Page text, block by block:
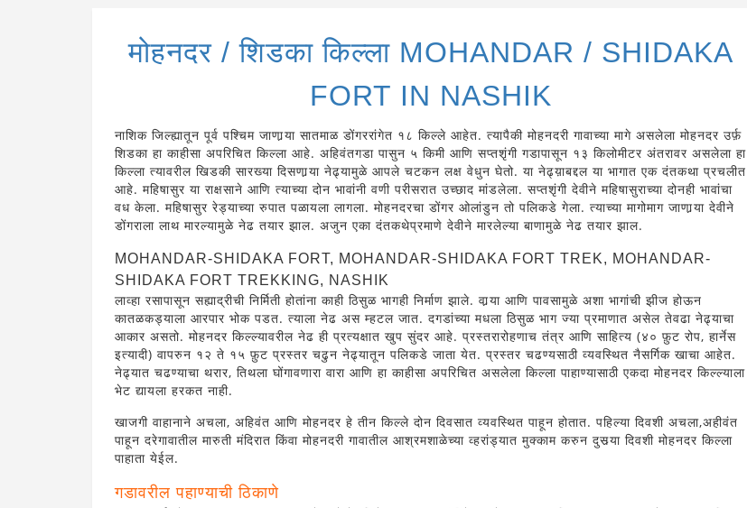
मोहनदर / शिडका किल्ला MOHANDAR / SHIDAKA
FORT IN NASHIK
नाशिक जिल्ह्यातून पूर्व पश्चिम जाणार्‍या सातमाळ डोंगररांगेत १८ किल्ले आहेत. त्यापैकी मोहनदरी गावाच्या मागे असलेला मोहनदर उर्फ़
शिडका हा काहीसा अपरिचित किल्ला आहे. अहिवंतगडा पासुन ५ किमी आणि सप्तशृंगी गडापासून १३ किलोमीटर अंतरावर असलेला हा
किल्ला त्यावरील खिडकी सारख्या दिसणार्‍या नेढ्यामुळे आपले चटकन लक्ष वेधुन घेतो. या नेढ्य़ाबद्दल या भागात एक दंतकथा प्रचलीत
आहे. महिषासुर या राक्षसाने आणि त्याच्या दोन भावांनी वणी परीसरात उच्छाद मांडलेला. सप्तशृंगी देवीने महिषासुराच्या दोनही भावांचा
वध केला. महिषासुर रेड्याच्या रुपात पळायला लागला. मोहनदरचा डोंगर ओलांडुन तो पलिकडे गेला. त्याच्या मागोमाग जाणार्‍या देवीने
डोंगराला लाथ मारल्यामुळे नेढ तयार झाल. अजुन एका दंतकथेप्रमाणे देवीने मारलेल्या बाणामुळे नेढ तयार झाल.
MOHANDAR-SHIDAKA FORT, MOHANDAR-SHIDAKA FORT TREK, MOHANDAR-
SHIDAKA FORT TREKKING, NASHIK
लाव्हा रसापासून सह्याद्रीची निर्मिती होतांना काही ठिसुळ भागही निर्माण झाले. वार्‍या आणि पावसामुळे अशा भागांची झीज होऊन
कातळकड्याला आरपार भोक पडत. त्याला नेढ अस म्हटल जात. दगडांच्या मधला ठिसुळ भाग ज्या प्रमाणात असेल तेवढा नेढ्याचा
आकार असतो. मोहनदर किल्ल्यावरील नेढ ही प्रत्यक्षात खुप सुंदर आहे. प्रस्तरारोहणाच तंत्र आणि साहित्य (४० फ़ुट रोप, हार्नेस
इत्यादी) वापरुन १२ ते १५ फ़ुट प्रस्तर चढुन नेढ्यातून पलिकडे जाता येत. प्रस्तर चढण्यसाठी व्यवस्थित नैसर्गिक खाचा आहेत.
नेढ्यात चढण्याचा थरार, तिथला घोंगावणारा वारा आणि हा काहीसा अपरिचित असलेला किल्ला पाहाण्यासाठी एकदा मोहनदर किल्ल्याला
भेट द्यायला हरकत नाही.
खाजगी वाहानाने अचला, अहिवंत आणि मोहनदर हे तीन किल्ले दोन दिवसात व्यवस्थित पाहून होतात. पहिल्या दिवशी अचला,अहीवंत
पाहून दरेगावातील मारुती मंदिरात किंवा मोहनदरी गावातील आश्रमशाळेच्या व्हरांड्यात मुक्काम करुन दुसर्‍या दिवशी मोहनदर किल्ला
पाहाता येईल.
गडावरील पहाण्याची ठिकाणे